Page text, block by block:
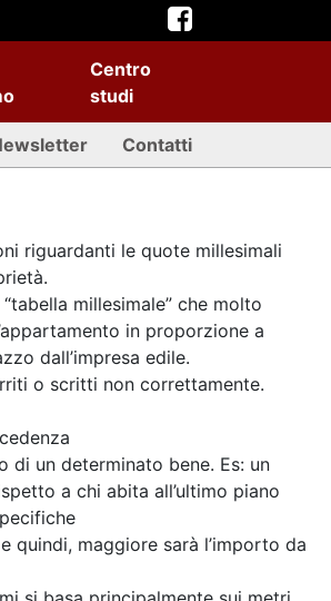
Centro
studi
Contatti
riguardanti le quote millesimali
millesimale” che molto
in proporzione a
dall’impresa edile.
o scritti non correttamente.
di un determinato bene. Es: un
a chi abita all’ultimo piano
quindi, maggiore sarà l’importo da